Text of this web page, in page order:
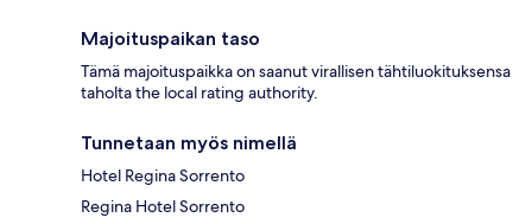
Majoituspaikan taso
Tämä majoituspaikka on saanut virallisen tähtiluokituksensa
taholta the local rating authority.
Tunnetaan myös nimellä
Hotel Regina Sorrento
Regina Hotel Sorrento